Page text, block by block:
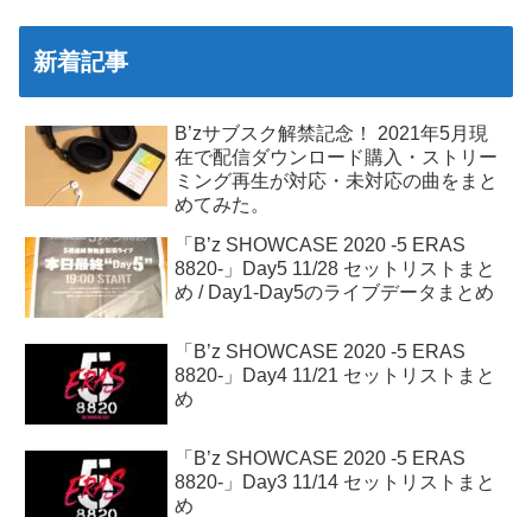
新着記事
B’zサブスク解禁記念！ 2021年5月現
在で配信ダウンロード購入・ストリー
ミング再生が対応・未対応の曲をまと
めてみた。
「B’z SHOWCASE 2020 -5 ERAS
8820-」Day5 11/28 セットリストまと
め / Day1-Day5のライブデータまとめ
「B’z SHOWCASE 2020 -5 ERAS
8820-」Day4 11/21 セットリストまと
め
「B’z SHOWCASE 2020 -5 ERAS
8820-」Day3 11/14 セットリストまと
め